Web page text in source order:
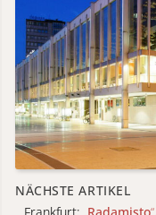
NÄCHSTE ARTIKEL